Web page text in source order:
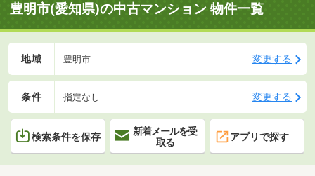
豊明市(愛知県)の中古マンション 物件一覧
地域 豊明市 変更する
条件 指定なし 変更する
検索条件を保存
新着メールを受
取る
アプリで探す